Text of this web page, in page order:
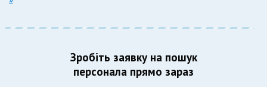
Зробіть заявку на пошук
персонала прямо зараз